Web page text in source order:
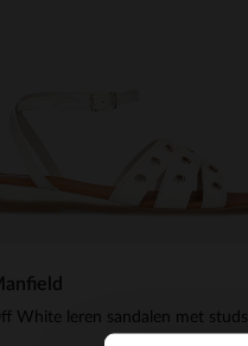
White leren sandalen met studs